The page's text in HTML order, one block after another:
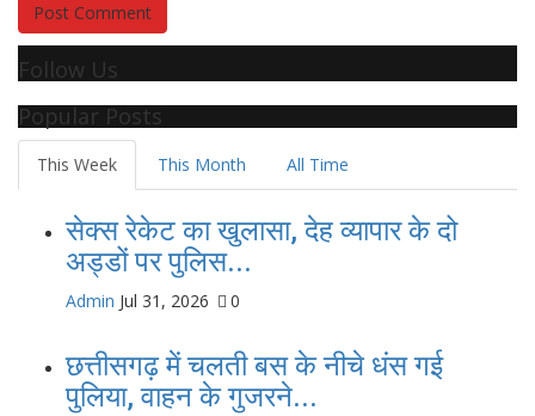
Post Comment
Follow Us
Popular Posts
This Week This Month All Time
सेक्स रेकेट का खुलासा, देह व्यापार के दो
अड्डों पर पुलिस...
Admin Jul 31, 2026 0
छत्तीसगढ़ में चलती बस के नीचे धंस गई
पुलिया, वाहन के गुजरने...